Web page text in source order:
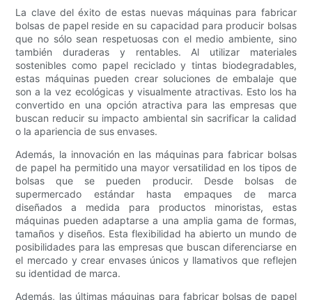
La clave del éxito de estas nuevas máquinas para fabricar
bolsas de papel reside en su capacidad para producir bolsas
que no sólo sean respetuosas con el medio ambiente, sino
también duraderas y rentables. Al utilizar materiales
sostenibles como papel reciclado y tintas biodegradables,
estas máquinas pueden crear soluciones de embalaje que
son a la vez ecológicas y visualmente atractivas. Esto los ha
convertido en una opción atractiva para las empresas que
buscan reducir su impacto ambiental sin sacrificar la calidad
o la apariencia de sus envases.
Además, la innovación en las máquinas para fabricar bolsas
de papel ha permitido una mayor versatilidad en los tipos de
bolsas que se pueden producir. Desde bolsas de
supermercado estándar hasta empaques de marca
diseñados a medida para productos minoristas, estas
máquinas pueden adaptarse a una amplia gama de formas,
tamaños y diseños. Esta flexibilidad ha abierto un mundo de
posibilidades para las empresas que buscan diferenciarse en
el mercado y crear envases únicos y llamativos que reflejen
su identidad de marca.
Además, las últimas máquinas para fabricar bolsas de papel